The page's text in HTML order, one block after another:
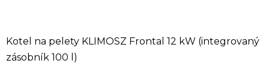
Kotel na pelety KLIMOSZ Frontal 12 kW (integrovaný
zásobník 100 l)